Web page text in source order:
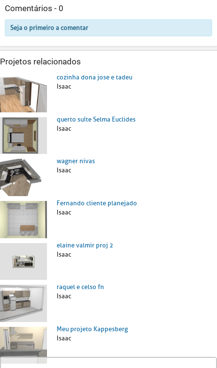
Comentários - 0
Seja o primeiro a comentar
Projetos relacionados
cozinha dona jose e tadeu
Isaac
querto suíte Selma Euclides
Isaac
wagner nivas
Isaac
Fernando cliente planejado
Isaac
elaine valmir proj 2
Isaac
raquel e celso fn
Isaac
Meu projeto Kappesberg
Isaac